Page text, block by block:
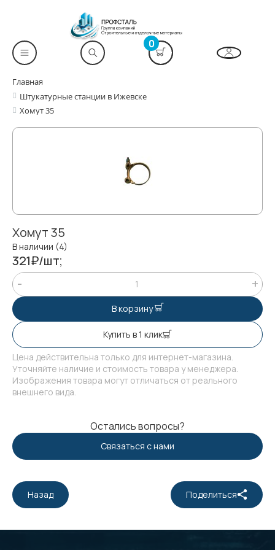
0
Главная
Штукатурные станции в Ижевске
Хомут 35
Хомут 35
В наличии (4)
321₽/шт;
В корзину
Купить в 1 клик
Цена действительна только для интернет-магазина.
Уточняйте наличие и стоимость товара у менеджера.
Изображения товара могут отличаться от реального
внешнего вида.
Остались вопросы?
Связаться с нами
Назад Поделиться